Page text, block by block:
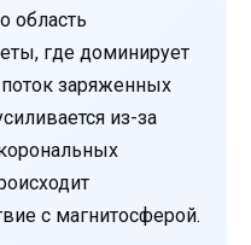
область
где доминирует
заряженных
из-за
с магнитосферой.